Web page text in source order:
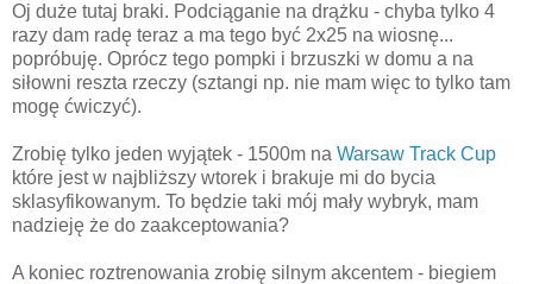
Oj duże tutaj braki. Podciąganie na drążku - chyba tylko 4
razy dam radę teraz a ma tego być 2x25 na wiosnę...
popróbuję. Oprócz tego pompki i brzuszki w domu a na
siłowni reszta rzeczy (sztangi np. nie mam więc to tylko tam
mogę ćwiczyć).
Zrobię tylko jeden wyjątek - 1500m na Warsaw Track Cup
które jest w najbliższy wtorek i brakuje mi do bycia
sklasyfikowanym. To będzie taki mój mały wybryk, mam
nadzieję że do zaakceptowania?
A koniec roztrenowania zrobię silnym akcentem - biegiem